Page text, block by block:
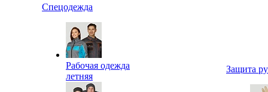
Спецодежда
Рабочая одежда
летняя
Защита